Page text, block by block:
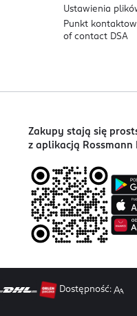
Ustawienia
Punkt
of contact DSA
Zakupy stają się
z aplikacją Rossmann
Dostępność: